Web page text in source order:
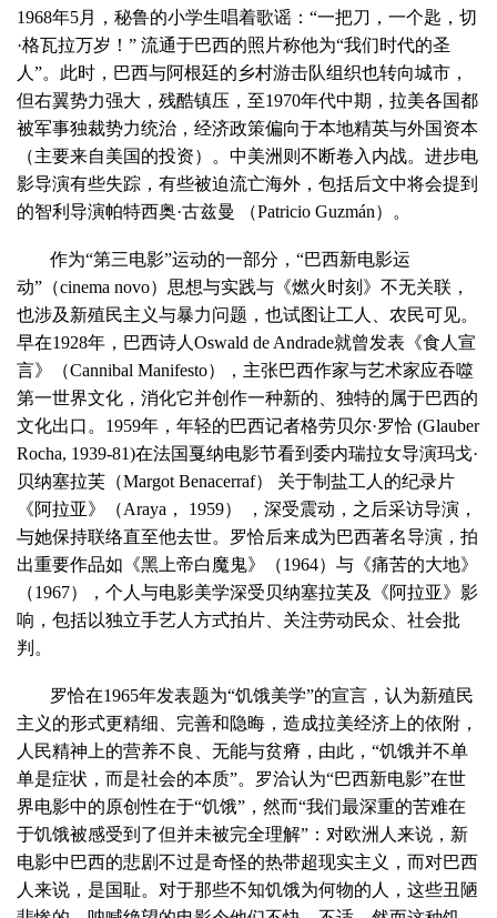
1968年5月，秘鲁的小学生唱着歌谣：“一把刀，一个匙，切
·格瓦拉万岁！” 流通于巴西的照片称他为“我们时代的圣
人”。此时，巴西与阿根廷的乡村游击队组织也转向城市，
但右翼势力强大，残酷镇压，至1970年代中期，拉美各国都
被军事独裁势力统治，经济政策偏向于本地精英与外国资本
（主要来自美国的投资）。中美洲则不断卷入内战。进步电
影导演有些失踪，有些被迫流亡海外，包括后文中将会提到
的智利导演帕特西奥·古兹曼 （Patricio Guzmán）。
作为“第三电影”运动的一部分，“巴西新电影运
动”（cinema novo）思想与实践与《燃火时刻》不无关联，
也涉及新殖民主义与暴力问题，也试图让工人、农民可见。
早在1928年，巴西诗人Oswald de Andrade就曾发表《食人宣
言》（Cannibal Manifesto），主张巴西作家与艺术家应吞噬
第一世界文化，消化它并创作一种新的、独特的属于巴西的
文化出口。1959年，年轻的巴西记者格劳贝尔·罗恰 (Glauber
Rocha, 1939-81)在法国戛纳电影节看到委内瑞拉女导演玛戈·
贝纳塞拉芙（Margot Benacerraf） 关于制盐工人的纪录片
《阿拉亚》（Araya， 1959） ，深受震动，之后采访导演，
与她保持联络直至他去世。罗恰后来成为巴西著名导演，拍
出重要作品如《黑上帝白魔鬼》（1964）与《痛苦的大地》
（1967），个人与电影美学深受贝纳塞拉芙及《阿拉亚》影
响，包括以独立手艺人方式拍片、关注劳动民众、社会批
判。
罗恰在1965年发表题为“饥饿美学”的宣言，认为新殖民
主义的形式更精细、完善和隐晦，造成拉美经济上的依附，
人民精神上的营养不良、无能与贫瘠，由此，“饥饿并不单
单是症状，而是社会的本质”。罗洽认为“巴西新电影”在世
界电影中的原创性在于“饥饿”，然而“我们最深重的苦难在
于饥饿被感受到了但并未被完全理解”：对欧洲人来说，新
电影中巴西的悲剧不过是奇怪的热带超现实主义，而对巴西
人来说，是国耻。对于那些不知饥饿为何物的人，这些丑陋